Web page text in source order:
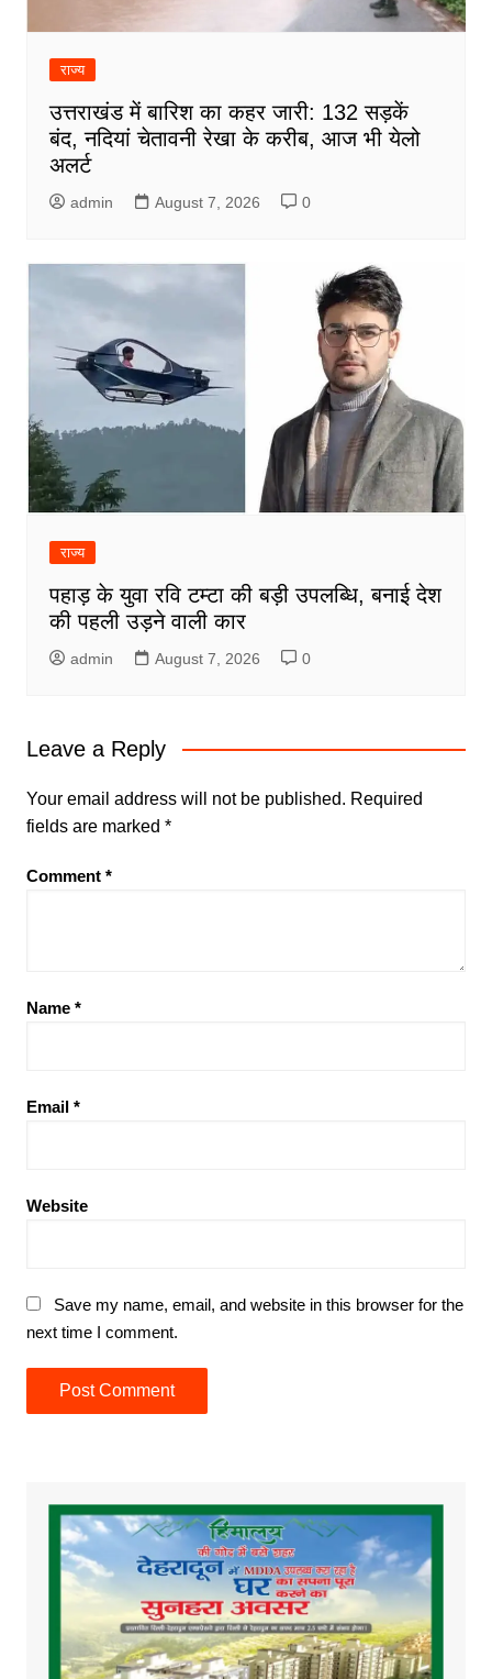
राज्य
उत्तराखंड में बारिश का कहर जारी: 132 सड़कें
बंद, नदियां चेतावनी रेखा के करीब, आज भी येलो
अलर्ट
admin August 7, 2026 0
राज्य
पहाड़ के युवा रवि टम्टा की बड़ी उपलब्धि, बनाई देश
की पहली उड़ने वाली कार
admin August 7, 2026 0
Leave a Reply
Your email address will not be published. Required
fields are marked *
Comment *
Name *
Email *
Website
Save my name, email, and website in this browser for the
next time I comment.